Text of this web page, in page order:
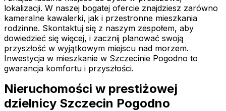
lokalizacji. W naszej bogatej ofercie znajdziesz zarówno
kameralne kawalerki, jak i przestronne mieszkania
rodzinne. Skontaktuj się z naszym zespołem, aby
dowiedzieć się więcej, i zacznij planować swoją
przyszłość w wyjątkowym miejscu nad morzem.
Inwestycja w mieszkanie w Szczecinie Pogodno to
gwarancja komfortu i przyszłości.
Nieruchomości w prestiżowej
dzielnicy Szczecin Pogodno